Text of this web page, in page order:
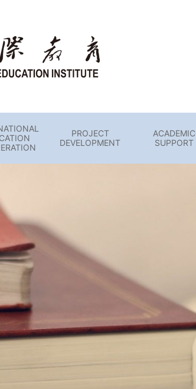
PROJECT
DEVELOPMENT
ACADEMIC
SUPPORT